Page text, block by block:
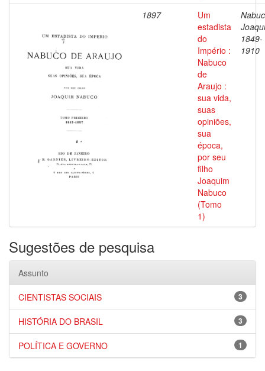
1897
Um
estadista
do
Império :
Nabuco
de
Araujo :
sua vida,
suas
opiniões,
sua
época,
por seu
filho
Joaquim
Nabuco
(Tomo
1)
1849-
1910
Sugestões de pesquisa
Assunto
3
CIENTISTAS SOCIAIS
3
HISTÓRIA DO BRASIL
1
POLÍTICA E GOVERNO